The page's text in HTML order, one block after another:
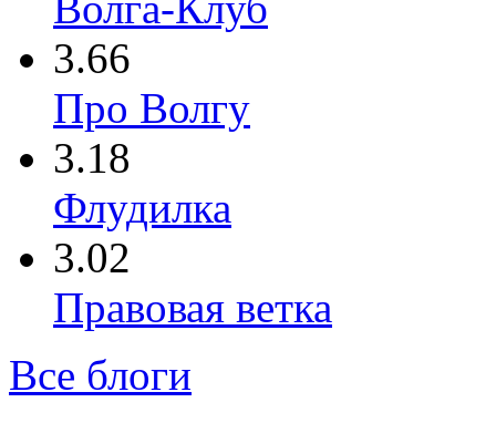
3.66
Про Волгу
3.18
Флудилка
3.02
Правовая ветка
Все блоги